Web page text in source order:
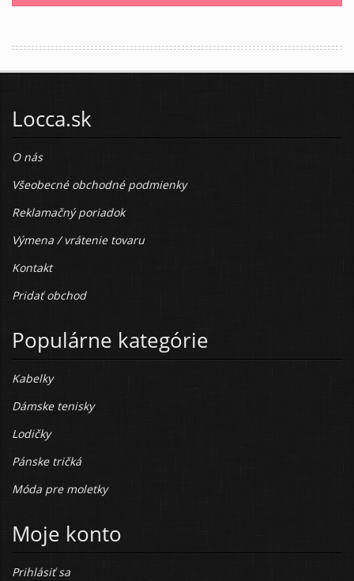
Locca.sk
O nás
Všeobecné obchodné podmienky
Reklamačný poriadok
Výmena / vrátenie tovaru
Kontakt
Pridať obchod
Populárne kategórie
Kabelky
Dámske tenisky
Lodičky
Pánske tričká
Móda pre moletky
Moje konto
Prihlásiť sa